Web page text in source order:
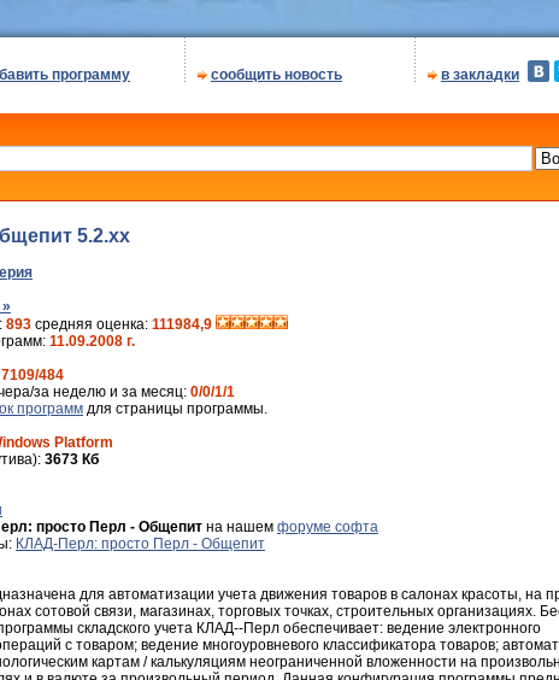
программу сообщить новость в закладки
5.2.xx
893 средняя оценка: 111984,9
11.09.2008 г.
7109/484
за неделю и за месяц: 0/0/1/1
программ для страницы программы.
Platform
3673 Кб
просто Перл - Общепит на нашем форуме софта
КЛАД-Перл: просто Перл - Общепит
для автоматизации учета движения товаров в салонах красоты, на
сотовой связи, магазинах, торговых точках, строительных организациях.
складского учета КЛАД--Перл обеспечивает: ведение электронного
с товаром; ведение многоуровневого классификатора товаров;
картам / калькуляциям неограниченной вложенности на